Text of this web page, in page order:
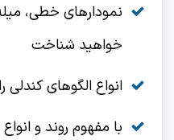
نمودارهای خطی،
خواهید شناخت
انواع الگوهای
با مفهوم روند و